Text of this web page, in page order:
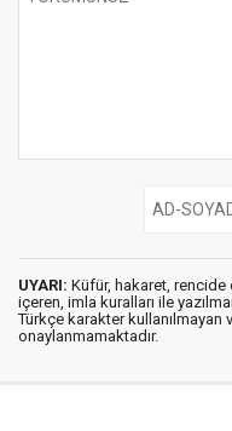
UYARI: Küfür, hakaret, rencide
içeren, imla kuralları ile
Türkçe karakter kullanılmayan
onaylanmamaktadır.